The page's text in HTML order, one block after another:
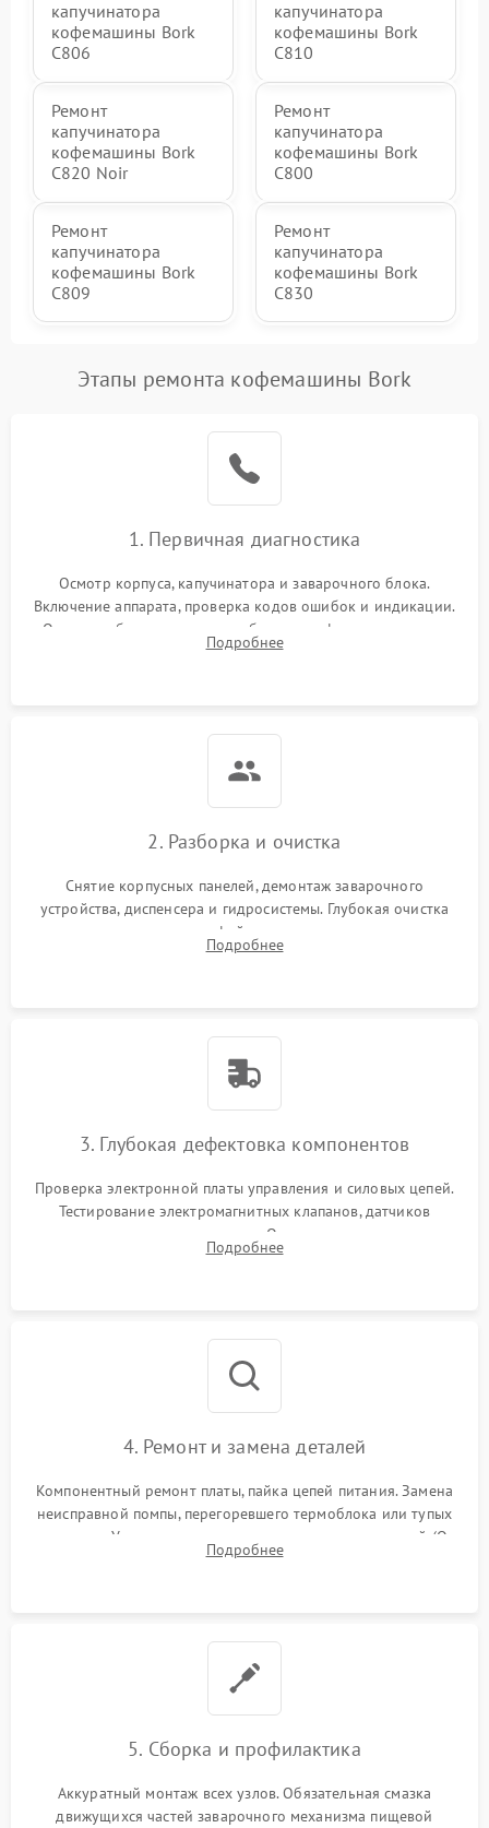
капучинатора
кофемашины Bork
C806
капучинатора
кофемашины Bork
C810
Ремонт
капучинатора
кофемашины Bork
C820 Noir
Ремонт
капучинатора
кофемашины Bork
C800
Ремонт
капучинатора
кофемашины Bork
C809
Ремонт
капучинатора
кофемашины Bork
C830
Этапы ремонта кофемашины Bork
1. Первичная диагностика
Осмотр корпуса, капучинатора и заварочного блока.
Включение аппарата, проверка кодов ошибок и индикации.
Оценка работы помпы, термоблока и кофемолки на слух.
Измерение температуры и давления воды для выявления
Подробнее
2. Разборка и очистка
Снятие корпусных панелей, демонтаж заварочного
устройства, диспенсера и гидросистемы. Глубокая очистка
внутренних узлов от кофейных масел, жмыха и накипи.
Промывка дренажных каналов и фильтров с использованием
Подробнее
3. Глубокая дефектовка компонентов
Проверка электронной платы управления и силовых цепей.
Тестирование электромагнитных клапанов, датчиков
температуры и расходомера. Оценка степени износа
жерновов кофемолки, уплотнительных колец гидросистемы
Подробнее
4. Ремонт и замена деталей
Компонентный ремонт платы, пайка цепей питания. Замена
неисправной помпы, перегоревшего термоблока или тупых
жерновов. Установка новых силиконовых уплотнителей (O-
ring) и тефлоновых трубок для надежного устранения
Подробнее
5. Сборка и профилактика
Аккуратный монтаж всех узлов. Обязательная смазка
движущихся частей заварочного механизма пищевой